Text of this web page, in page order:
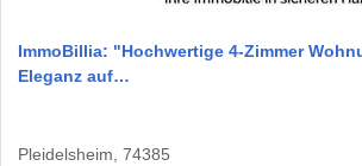
ImmoBillia: "Hochwertige 4-Zimmer
Eleganz auf…
Pleidelsheim, 74385